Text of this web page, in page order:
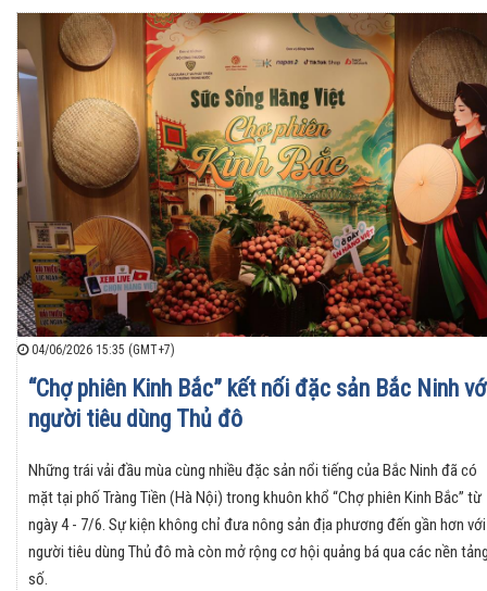
04/06/2026 15:35 (GMT+7)
“Chợ phiên Kinh Bắc” kết nối đặc sản Bắc Ninh
người tiêu dùng Thủ đô
Những trái vải đầu mùa cùng nhiều đặc sản nổi tiếng của Bắc Ninh đã có
mặt tại phố Tràng Tiền (Hà Nội) trong khuôn khổ “Chợ phiên Kinh Bắc” từ
ngày 4 - 7/6. Sự kiện không chỉ đưa nông sản địa phương đến gần hơn với
người tiêu dùng Thủ đô mà còn mở rộng cơ hội quảng bá qua các nền
số.